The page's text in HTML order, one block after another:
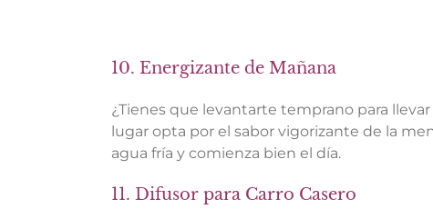
10. Energizante de Mañana
¿Tienes que levantarte temprano para llevar
lugar opta por el sabor vigorizante de la
agua fría y comienza bien el día.
11. Difusor para Carro Casero